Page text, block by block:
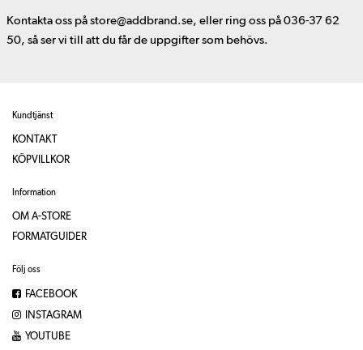
Kontakta oss på store@addbrand.se, eller ring oss på 036-37 62
50, så ser vi till att du får de uppgifter som behövs.
Kundtjänst
KONTAKT
KÖPVILLKOR
Information
OM A-STORE
FORMATGUIDER
Följ oss
FACEBOOK
INSTAGRAM
YOUTUBE